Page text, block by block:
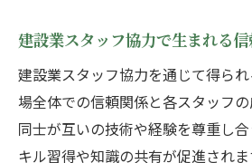
建設業スタッフ協力で生まれる
建設業スタッフ協力を通じて得ら
場全体での信頼関係と各スタッフ
同士が互いの技術や経験を尊重し
キル習得や知識の共有が促進され